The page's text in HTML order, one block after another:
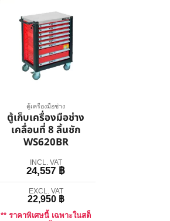
ตู้เครื่องมือช่าง
ตู้เก็บเครื่องมือช่าง
เคลื่อนที่ 8 ลิ้นชัก
WS620BR
INCL. VAT
24,557 ฿
EXCL. VAT
22,950 ฿
** ราคาพิเศษนี้ เฉพาะในสต็